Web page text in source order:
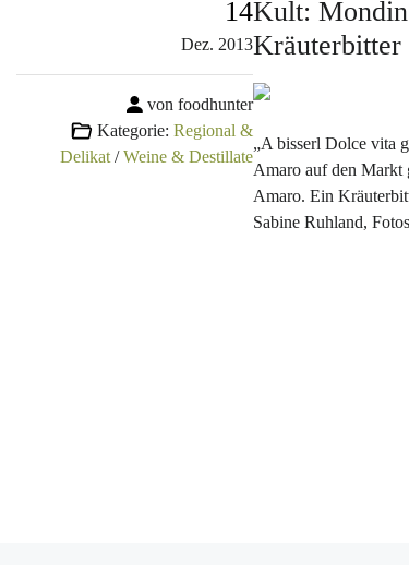
14
Dez. 2013
von foodhunter
Kategorie: Regional &
Delikat/Weine & Destillate
Kult:
Kräuterbitter
„A bisserl Dolce vita
Amaro auf den Markt
Amaro. Ein
Sabine Ruhland,